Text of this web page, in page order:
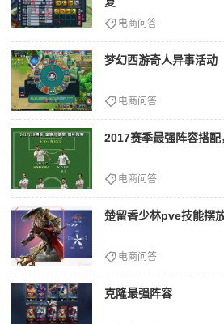
电商问答
梦幻西游奇人异事活动
电商问答
2017赛季最强阵容搭
电商问答
楚留香少林pve技能摆
电商问答
克隆最强阵容